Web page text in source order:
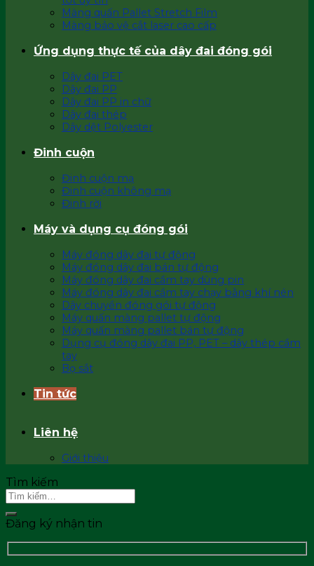
Màng quấn Pallet Stretch Film
Màng bảo vệ cắt laser cao cấp
Ứng dụng thực tế của dây đai đóng gói
Dây đai PET
Dây đai PP
Dây đai PP in chữ
Dây đai thép
Dây dệt Polyester
Đinh cuộn
Đinh cuộn mạ
Đinh cuộn không mạ
Đinh rời
Máy và dụng cụ đóng gói
Máy đóng dây đai tự động
Máy đóng dây đai bán tự động
Máy đóng dây đai cầm tay dùng pin
Máy đóng dây đai cầm tay chạy bằng khí nén
Dây chuyền đóng gói tự động
Máy quấn màng pallet tự động
Máy quấn màng pallet bán tự động
Dụng cụ đóng dây đai PP, PET – dây thép cầm
tay
Bọ sắt
Tin tức
Liên hệ
Giới thiệu
Tìm kiếm
Đăng ký nhận tin